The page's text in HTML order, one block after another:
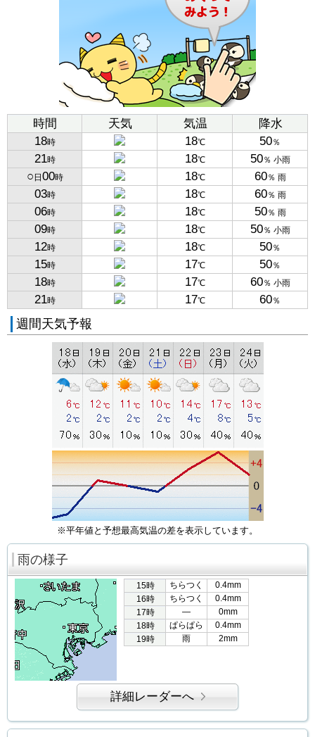
時間 天気 気温
降水
18時 18℃ 50％
21時 18℃ 50％ 小雨
○ 日 00時 18℃ 60％ 雨
03時 18℃ 60％ 雨
06時 18℃ 50％ 雨
09時 18℃ 50％ 小雨
12時 18℃ 50％
15時 17℃ 50％
18時 17℃ 60％ 小雨
21時 17℃ 60％
週間天気予報
※平年値と予想最高気温の差を表示しています。
雨の様子
15時 ちらつく
0.4mm
16時
ちらつく
0.4mm
17時
―
0mm
18時
ぱらぱら
0.4mm
19時
雨 2mm
詳細レーダーへ